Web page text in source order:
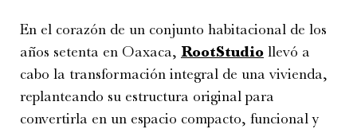
En el corazón de un conjunto habitacional de los
años setenta en Oaxaca, RootStudio llevó a
cabo la transformación integral de una vivienda,
replanteando su estructura original para
convertirla en un espacio compacto, funcional y